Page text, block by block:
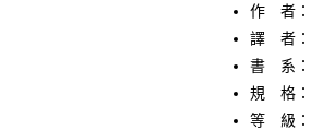
AFTEE先享
便利好安心
１．簡單：
２．便利：
３．安心：
ATM付款
運送方式
全家取貨付
作 者：
譯 者：
書 系：
規 格：
等 級：